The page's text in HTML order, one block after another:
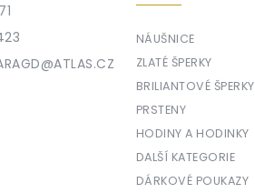
@ATLAS.CZ
NÁUŠNICE
ZLATÉ ŠPERKY
BRILIANTOVÉ ŠPERKY
PRSTENY
HODINY A HODINKY
DALŠÍ KATEGORIE
DÁRKOVÉ POUKAZY